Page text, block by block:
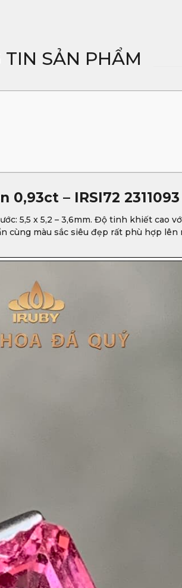
TIN SẢN PHẨM
– IRSI72 2311093
5,5 x 5,2 – 3,6mm. Độ tinh khiết cao
cùng màu sắc siêu đẹp rất phù hợp lên